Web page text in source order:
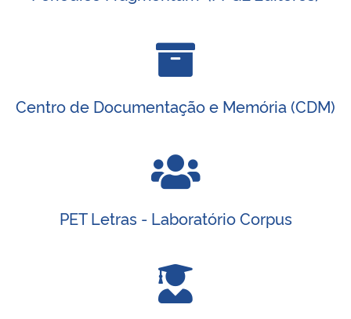
Centro de Documentação e Memória (CDM)
PET Letras - Laboratório Corpus